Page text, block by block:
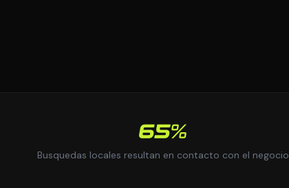
65%
Busquedas locales resultan en contacto con el negocio